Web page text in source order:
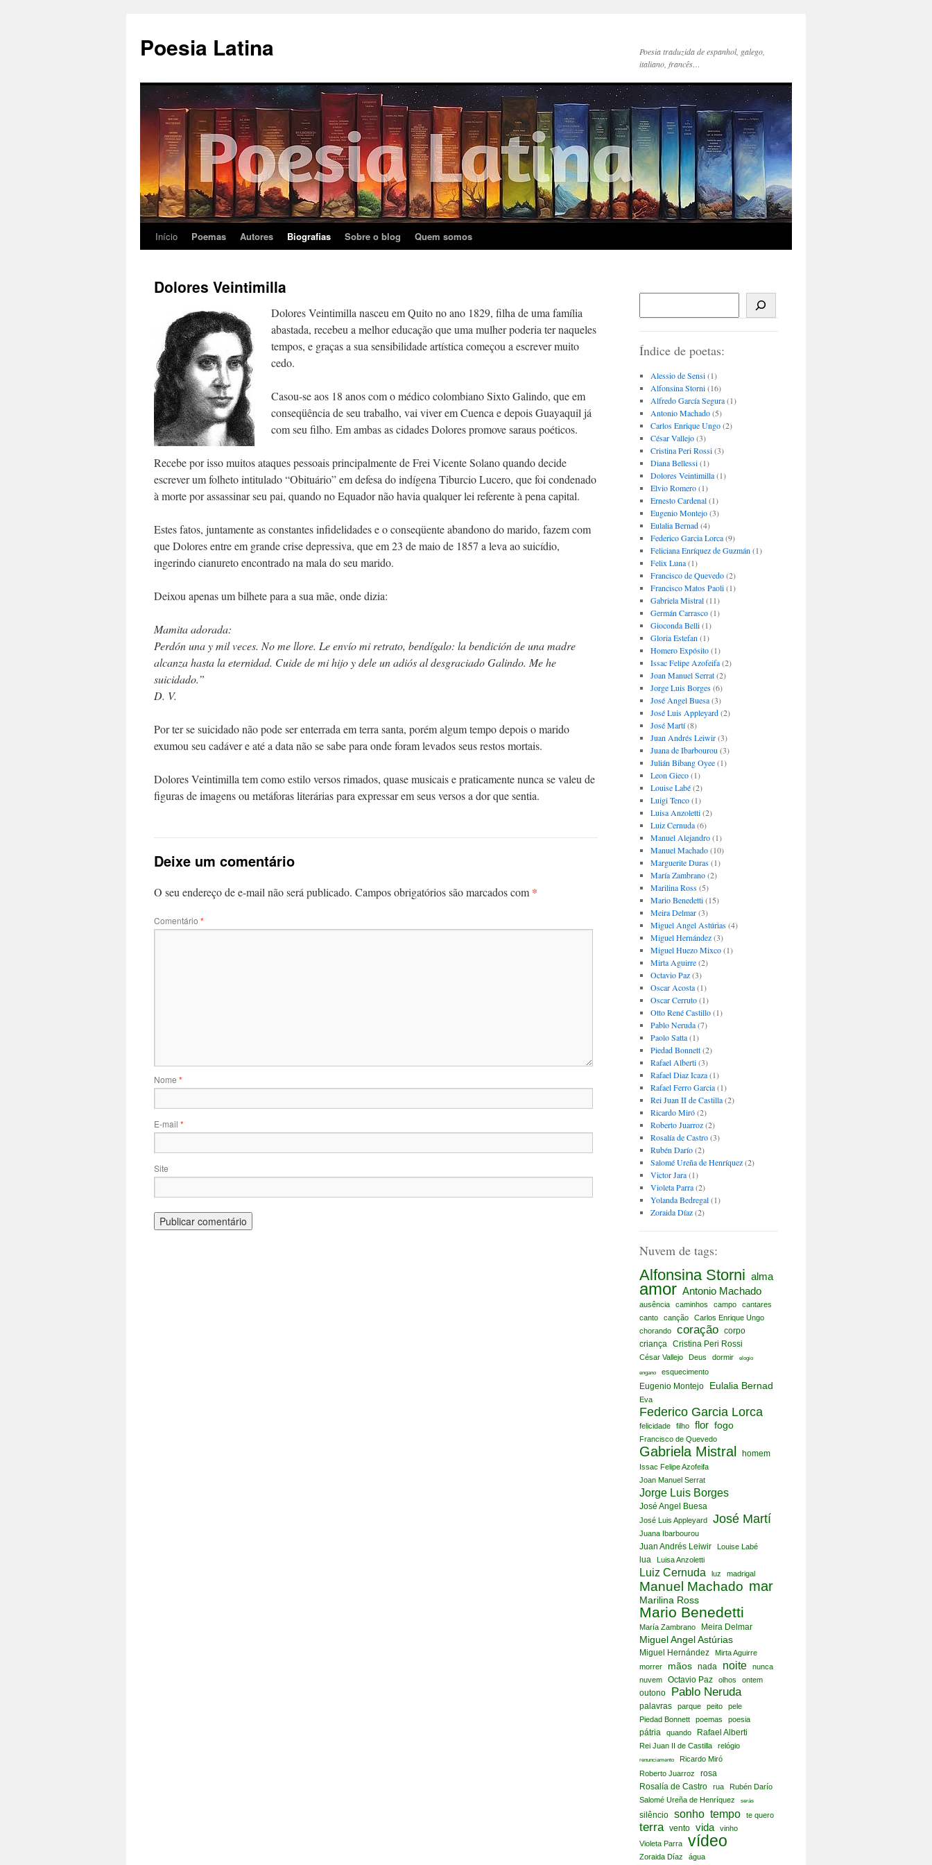
conteúdo
Poesia Latina
Poesia traduzida de espanhol, galego,
italiano, francês…
Início Poemas Autores Biografias Sobre o blog Quem somos
Dolores Veintimilla
Dolores Veintimilla nasceu em Quito no ano 1829, filha de uma família
abastada, recebeu a melhor educação que uma mulher poderia ter naqueles
tempos, e graças a sua sensibilidade artística começou a escrever muito
cedo.
Casou-se aos 18 anos com o médico colombiano Sixto Galindo, que em
conseqüência de seu trabalho, vai viver em Cuenca e depois Guayaquil já
com seu filho. Em ambas as cidades Dolores promove saraus poéticos.
Recebe por isso muitos ataques pessoais principalmente de Frei Vicente Solano quando decide
escrever um folheto intitulado “Obituário” em defesa do indígena Tiburcio Lucero, que foi condenado
à morte por assassinar seu pai, quando no Equador não havia qualquer lei referente à pena capital.
Estes fatos, juntamente as constantes infidelidades e o conseqüente abandono do marido, fazem com
que Dolores entre em grande crise depressiva, que em 23 de maio de 1857 a leva ao suicídio,
ingerindo cianureto encontrado na mala do seu marido.
Deixou apenas um bilhete para a sua mãe, onde dizia:
Mamita adorada:
Perdón una y mil veces. No me llore. Le envío mi retrato, bendígalo: la bendición de una madre
alcanza hasta la eternidad. Cuide de mi hijo y dele un adiós al desgraciado Galindo. Me he
suicidado.”
D. V.
Por ter se suicidado não pode ser enterrada em terra santa, porém algum tempo depois o marido
exumou seu cadáver e até a data não se sabe para onde foram levados seus restos mortais.
Dolores Veintimilla tem como estilo versos rimados, quase musicais e praticamente nunca se valeu de
figuras de imagens ou metáforas literárias para expressar em seus versos a dor que sentia.
Deixe um comentário
O seu endereço de e-mail não será publicado. Campos obrigatórios são marcados com *
Comentário *
Nome *
E-mail *
Site
Índice de poetas:
Alessio de Sensi(1)
Alfonsina Storni(16)
Alfredo García Segura(1)
Antonio Machado(5)
Carlos Enrique Ungo(2)
César Vallejo(3)
Cristina Peri Rossi(3)
Diana Bellessi(1)
Dolores Veintimilla(1)
Elvio Romero(1)
Ernesto Cardenal(1)
Eugenio Montejo(3)
Eulalia Bernad(4)
Federico Garcia Lorca(9)
Feliciana Enríquez de Guzmán (1)
Felix Luna(1)
Francisco de Quevedo(2)
Francisco Matos Paoli(1)
Gabriela Mistral(11)
Germán Carrasco(1)
Gioconda Belli(1)
Gloria Estefan (1)
Homero Expósito(1)
Issac Felipe Azofeifa(2)
Joan Manuel Serrat(2)
Jorge Luis Borges(6)
José Angel Buesa(3)
José Luis Appleyard(2)
José Martí(8)
Juan Andrés Leiwir(3)
Juana de Ibarbourou (3)
Julián Bibang Oyee(1)
Leon Gieco(1)
Louise Labé(2)
Luigi Tenco(1)
Luisa Anzoletti(2)
Luiz Cernuda(6)
Manuel Alejandro(1)
Manuel Machado(10)
Marguerite Duras(1)
María Zambrano(2)
Marilina Ross(5)
Mario Benedetti(15)
Meira Delmar(3)
Miguel Angel Astúrias(4)
Miguel Hernández(3)
Miguel Huezo Mixco(1)
Mirta Aguirre(2)
Octavio Paz(3)
Oscar Acosta(1)
Oscar Cerruto(1)
Otto René Castillo(1)
Pablo Neruda(7)
Paolo Satta(1)
Piedad Bonnett(2)
Rafael Alberti(3)
Rafael Diaz Icaza(1)
Rafael Ferro Garcia(1)
Rei Juan II de Castilla(2)
Ricardo Miró(2)
Roberto Juarroz(2)
Rosalía de Castro(3)
Rubén Darío(2)
Salomé Ureña de Henríquez(2)
Victor Jara(1)
Violeta Parra(2)
Yolanda Bedregal(1)
Zoraida Díaz(2)
Nuvem de tags:
Alfonsina Storni alma
amor Antonio Machado
ausência caminhos campo
cantares
canto
canção
Carlos Enrique Ungo
chorando
coração corpo
criança Cristina Peri Rossi
César Vallejo Deus dormir elogio
engano esquecimento
Eugenio Montejo Eulalia Bernad
Eva
Federico Garcia Lorca
felicidade filho flor fogo
Francisco de Quevedo
Gabriela Mistral homem
Issac Felipe Azofeifa
Joan Manuel Serrat
Jorge Luis Borges
José Angel Buesa
José Luis Appleyard José Martí
Juana Ibarbourou
Juan Andrés Leiwir Louise Labé
lua Luisa Anzoletti
Luiz Cernuda luz madrigal
Manuel Machado mar
Marilina Ross
Mario Benedetti
María Zambrano Meira Delmar
Miguel Angel Astúrias
Miguel Hernández
Mirta Aguirre
morrer
mãos nada noite
nunca
nuvem
Octavio Paz olhos ontem
outono Pablo Neruda
palavras parque peito
pele
Piedad Bonnett
poemas poesia
pátria quando Rafael Alberti
Rei Juan II de Castilla relógio
renunciamento
Ricardo Miró
Roberto Juarroz
rosa
Rosalía de Castro
rua
Rubén Darío
Salomé Ureña de Henríquez
serás
silêncio sonho tempo te quero
terra vento vida
vinho
Violeta Parra
vídeo
Zoraida Díaz água